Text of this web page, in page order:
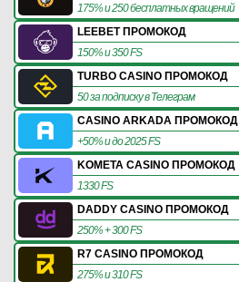
175% и 250 бесплатных вращений
LEEBET ПРОМОКОД
150% и 350 FS
TURBO CASINO ПРОМОКОД
50 за подписку в Телеграм
CASINO ARKADA ПРОМОКОД
+50% и до 2025 FS
KOMETA CASINO ПРОМОКОД
1330 FS
DADDY CASINO ПРОМОКОД
250% + 300 FS
R7 CASINO ПРОМОКОД
275% и 310 FS